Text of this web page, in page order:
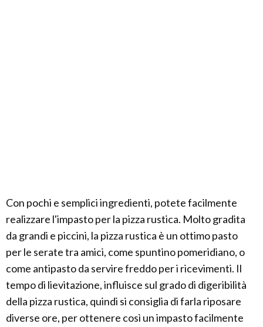
Con pochi e semplici ingredienti, potete facilmente
realizzare l'impasto per la pizza rustica. Molto gradita
da grandi e piccini, la pizza rustica è un ottimo pasto
per le serate tra amici, come spuntino pomeridiano, o
come antipasto da servire freddo per i ricevimenti. Il
tempo di lievitazione, influisce sul grado di digeribilità
della pizza rustica, quindi si consiglia di farla riposare
diverse ore, per ottenere così un impasto facilmente